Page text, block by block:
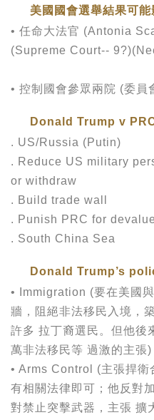
美國國會選舉結果可能
• 任命大法官 (Antonia
(Supreme Court--
• 控制國會參眾兩院 (委員
Donald Trump v
. US/Russia (Putin)
. Reduce US military
or withdraw
. Build trade wall
. Punish PRC for
. South China Sea
Donald Trump’s
• Immigration (要在美國
牆，阻絕非法移民入境，
許多 拉丁裔選民。但他後
萬非法移民等 過激的主張)
• Arms Control (主張捍衛
有相關法律即可；他反對
對禁止突擊武器，主張 擴